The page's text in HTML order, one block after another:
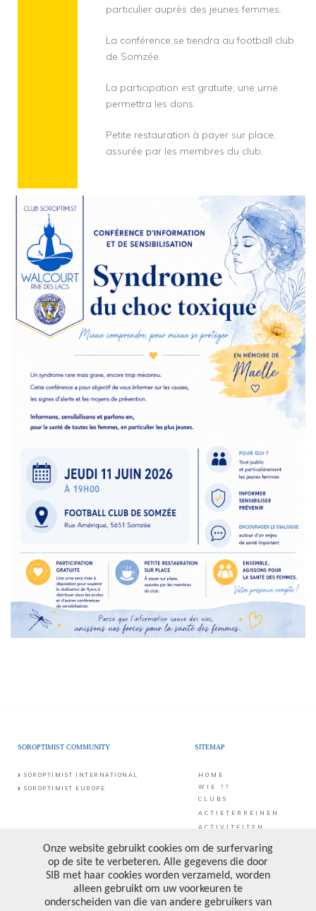
particulier auprès des jeunes femmes.
La conférence se tiendra au football club
de Somzée.
La participation est gratuite; une urne
permettra les dons.
Petite restauration à payer sur place,
assurée par les membres du club.
SOROPTIMIST COMMUNITY
SOROPTIMIST INTERNATIONAL
SOROPTIMIST EUROPE
SITEMAP
HOME
WIE ??
CLUBS
ACTIETERREINEN
ACTIVITEITEN
DONATE
PRIVACY POLICY
Middaglijnstraat 10
1210 Brussel
Bankrekening: BE25 0017 6998 6682
Ondernemingsnummer: 0473.157.090